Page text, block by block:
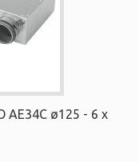
AE34C ø125 - 6 x